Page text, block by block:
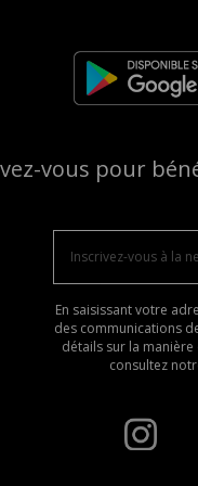
vous pour
En saisissant votre
des communications
détails sur la
consultez